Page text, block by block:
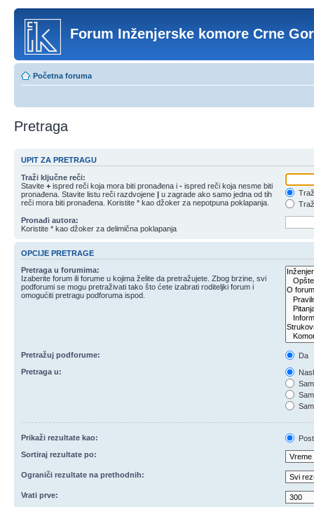
Forum Inženjerske komore Crne
Početna foruma
Pretraga
UPIT ZA PRETRAGU
Traži ključne reči:
Stavite + ispred reči koja mora biti pronađena i - ispred reči koja nesme biti
pronađena. Stavite listu reči razdvojene | u zagrade ako samo jedna od tih
reči mora biti pronađena. Koristite * kao džoker za nepotpuna poklapanja.
Pronađi autora:
Koristite * kao džoker za delimična poklapanja
OPCIJE PRETRAGE
Pretraga u forumima:
Izaberite forum ili forume u kojima želite da pretražujete. Zbog brzine, svi
podforumi se mogu pretraživati tako što ćete izabrati roditeljki forum i
omogućiti pretragu podforuma ispod.
Pretražuj podforume:
Da
Pretraga u:
Prikaži rezultate kao:
Sortiraj rezultate po:
Ograniči rezultate na prethodnih:
Vrati prve: